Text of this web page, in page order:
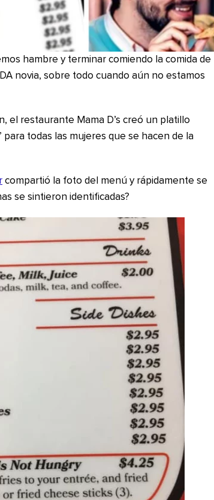
hambre y terminar comiendo la comida de
novia, sobre todo cuando aún no estamos
el restaurante Mama D’s creó un platillo
para todas las mujeres que se hacen de la
compartió la foto del menú y rápidamente se
se sintieron identificadas?